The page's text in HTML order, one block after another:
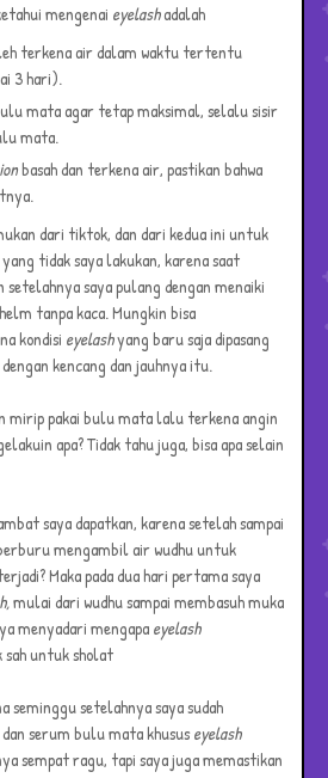
mengenai eyelashadalah
terkena air dalam waktu tertentu
3 hari).
mata agar tetap maksimal, selalu sisir
mata.
basah dan terkena air, pastikan bahwa
dari tiktok, dan dari kedua ini untuk
tidak saya lakukan, karena saat
saya pulang dengan menaiki
tanpa kaca. Mungkin bisa
kondisi eyelashyang baru saja dipasang
kencang dan jauhnya itu.
mirip pakai bulu mata lalu terkena angin
apa? Tidak tahu juga, bisa apa selain
saya dapatkan, karena setelah sampai
mengambil air wudhu untuk
Maka pada dua hari pertama saya
mulai dari wudhu sampai membasuh muka
menyadari mengapaeyelash
sah untuk sholat
seminggu setelahnya saya sudah
serum bulu mata khususeyelash
sempat ragu, tapi saya juga memastikan